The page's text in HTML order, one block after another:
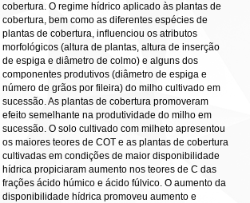
cobertura. O regime hídrico aplicado às plantas de
cobertura, bem como as diferentes espécies de
plantas de cobertura, influenciou os atributos
morfológicos (altura de plantas, altura de inserção
de espiga e diâmetro de colmo) e alguns dos
componentes produtivos (diâmetro de espiga e
número de grãos por fileira) do milho cultivado em
sucessão. As plantas de cobertura promoveram
efeito semelhante na produtividade do milho em
sucessão. O solo cultivado com milheto apresentou
os maiores teores de COT e as plantas de cobertura
cultivadas em condições de maior disponibilidade
hídrica propiciaram aumento nos teores de C das
frações ácido húmico e ácido fúlvico. O aumento da
disponibilidade hídrica promoveu aumento e